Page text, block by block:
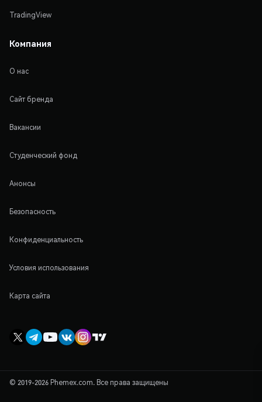
TradingView
Компания
О нас
Сайт бренда
Вакансии
Студенческий фонд
Анонсы
Безопасность
Конфиденциальность
Условия использования
Карта сайта
© 2019-2026 Phemex.com. Все права защищены